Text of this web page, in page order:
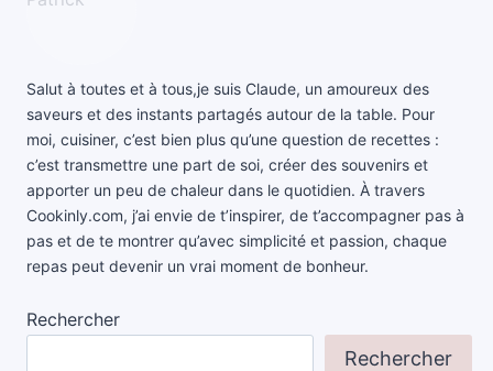
Salut à toutes et à tous,je suis Claude, un amoureux des
saveurs et des instants partagés autour de la table. Pour
moi, cuisiner, c’est bien plus qu’une question de recettes :
c’est transmettre une part de soi, créer des souvenirs et
apporter un peu de chaleur dans le quotidien. À travers
Cookinly.com, j’ai envie de t’inspirer, de t’accompagner pas à
pas et de te montrer qu’avec simplicité et passion, chaque
repas peut devenir un vrai moment de bonheur.
Rechercher
Rechercher